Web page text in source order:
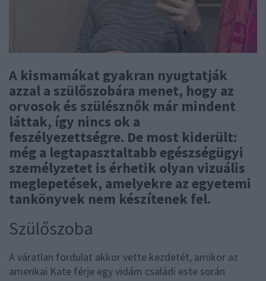
A kismamákat gyakran nyugtatják
azzal a szülőszobára menet, hogy az
orvosok és szülésznők már mindent
láttak, így nincs ok a
feszélyezettségre. De most kiderült:
még a legtapasztaltabb egészségügyi
személyzetet is érhetik olyan vizuális
meglepetések, amelyekre az egyetemi
tankönyvek nem készítenek fel.
Szülőszoba
A váratlan fordulat akkor vette kezdetét, amikor az
amerikai Kate férje egy vidám családi este során